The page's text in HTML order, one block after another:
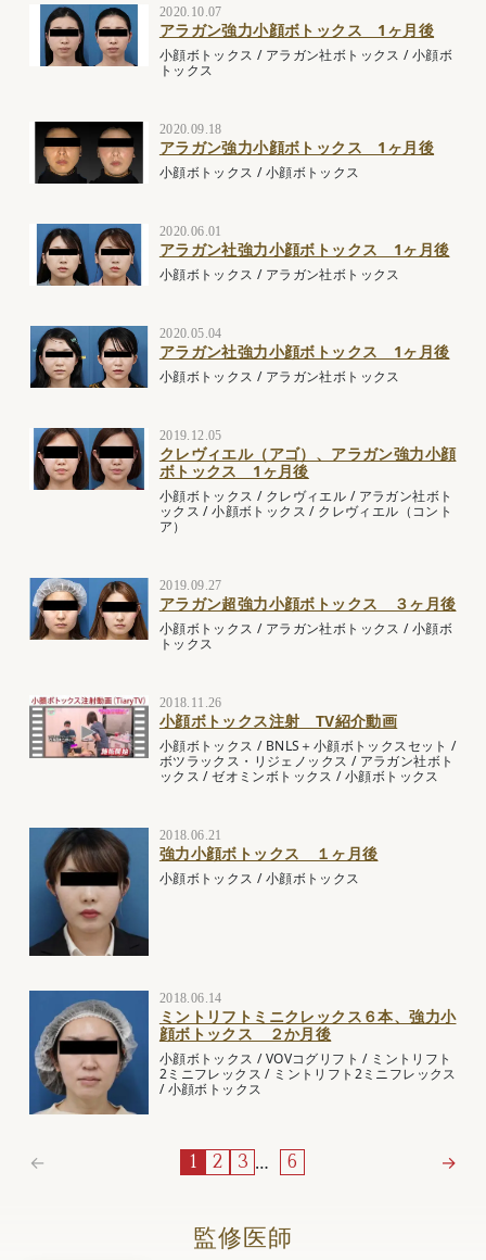
2020.10.07
アラガン強力小顔ボトックス 1ヶ月後
小顔ボトックス / アラガン社ボトックス /小顔ボ
トックス
2020.09.18
アラガン強力小顔ボトックス 1ヶ月後
小顔ボトックス /小顔ボトックス
2020.06.01
アラガン社強力小顔ボトックス 1ヶ月後
小顔ボトックス / アラガン社ボトックス
2020.05.04
アラガン社強力小顔ボトックス 1ヶ月後
小顔ボトックス / アラガン社ボトックス
2019.12.05
クレヴィエル（アゴ）、アラガン強力小顔
ボトックス 1ヶ月後
小顔ボトックス / クレヴィエル / アラガン社ボト
ックス /小顔ボトックス / クレヴィエル（コント
ア）
2019.09.27
アラガン超強力小顔ボトックス ３ヶ月後
小顔ボトックス / アラガン社ボトックス /小顔ボ
トックス
2018.11.26
小顔ボトックス注射 TV紹介動画
小顔ボトックス / BNLS＋小顔ボトックスセット /
ボツラックス・リジェノックス / アラガン社ボト
ックス /ゼオミンボトックス /小顔ボトックス
2018.06.21
強力小顔ボトックス １ヶ月後
小顔ボトックス /小顔ボトックス
2018.06.14
ミントリフトミニクレックス６本、強力小
顔ボトックス ２か月後
小顔ボトックス /VOVコグリフト / ミントリフト
2ミニフレックス / ミントリフト2ミニフレックス
/小顔ボトックス
← 1 2 3 … 6 →
監修医師